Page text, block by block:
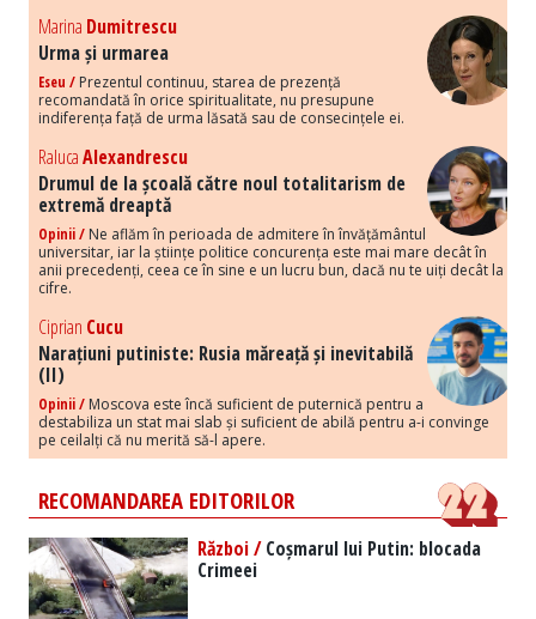
Marina Dumitrescu
Urma și urmarea
Eseu / Prezentul continuu, starea de prezență
recomandată în orice spiritualitate, nu presupune
indiferența față de urma lăsată sau de consecințele ei.
RalucaAlexandrescu
Drumul de la școală către noul totalitarism de
extremă dreaptă
Opinii / Ne aflăm în perioada de admitere în învățământul
universitar, iar la științe politice concurența este mai mare decât în
anii precedenți, ceea ce în sine e un lucru bun, dacă nu te uiți decât la
cifre.
Ciprian Cucu
Narațiuni putiniste: Rusia măreață și inevitabilă
(II)
Opinii / Moscova este încă suficient de puternică pentru a
destabiliza un stat mai slab și suficient de abilă pentru a-i convinge
pe ceilalți că nu merită să-l apere.
RECOMANDAREA EDITORILOR
Război /Coșmarul lui Putin: blocada
Crimeei